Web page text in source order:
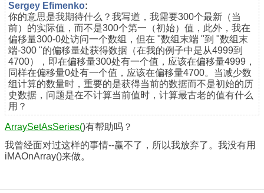
Sergey Efimenko:
你的意思是我期待什么？我写道，我需要300个最新（当
前）的实际值，而不是300个第一（初始）值，此外，我在
偏移量300-0处访问一个数组，但在 "数组末端 "到 "数组末
端-300 "的偏移量处获得数据（在我的例子中是从4999到
4700），即在偏移量300处有一个值，应该在偏移量4999，
同样在偏移量0处有一个值，应该在偏移量4700。当减少数
组计算的数量时，重要的是获得当前的数据而不是初始的历
史数据，问题是在不计算当前值时，计算最古老的值有什么
用？
ArraySetAsSeries()有帮助吗？
我曾经面对过这样的事情--赢不了，所以我放弃了。我没有用
iMAOnArray()来做。